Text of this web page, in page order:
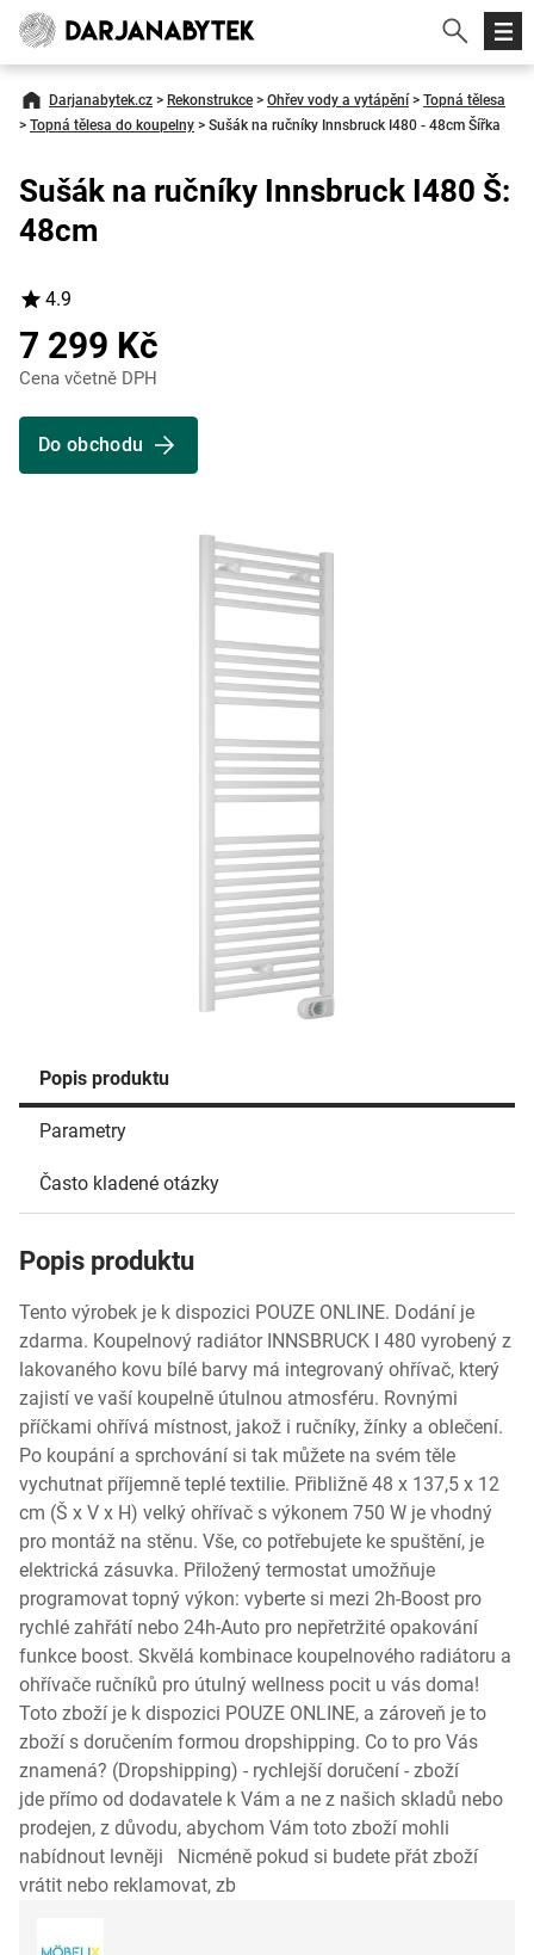
Darjanabytek.cz > Rekonstrukce > Ohřev vody a vytápění > Topná tělesa
> Topná tělesa do koupelny > Sušák na ručníky Innsbruck I480 - 48cm Šířka
Popis produktu
Parametry
Často kladené otázky
Popis produktu
Tento výrobek je k dispozici POUZE ONLINE. Dodání je
zdarma. Koupelnový radiátor INNSBRUCK I 480 vyrobený z
lakovaného kovu bílé barvy má integrovaný ohřívač, který
zajistí ve vaší koupelně útulnou atmosféru. Rovnými
příčkami ohřívá místnost, jakož i ručníky, žínky a oblečení.
Po koupání a sprchování si tak můžete na svém těle
vychutnat příjemně teplé textilie. Přibližně 48 x 137,5 x 12
cm (Š x V x H) velký ohřívač s výkonem 750 W je vhodný
pro montáž na stěnu. Vše, co potřebujete ke spuštění, je
elektrická zásuvka. Přiložený termostat umožňuje
programovat topný výkon: vyberte si mezi 2h-Boost pro
rychlé zahřátí nebo 24h-Auto pro nepřetržité opakování
funkce boost. Skvělá kombinace koupelnového radiátoru a
ohřívače ručníků pro útulný wellness pocit u vás doma!
Toto zboží je k dispozici POUZE ONLINE, a zároveň je to
zboží s doručením formou dropshipping. Co to pro Vás
znamená? (Dropshipping) - rychlejší doručení - zboží
jde přímo od dodavatele k Vám a ne z našich skladů nebo
prodejen, z důvodu, abychom Vám toto zboží mohli
nabídnout levněji Nicméně pokud si budete přát zboží
vrátit nebo reklamovat, zb
Sušák na ručníky Innsbruck I480 Š:
48cm
4.9
7 299 Kč
Cena včetně DPH
Do obchodu